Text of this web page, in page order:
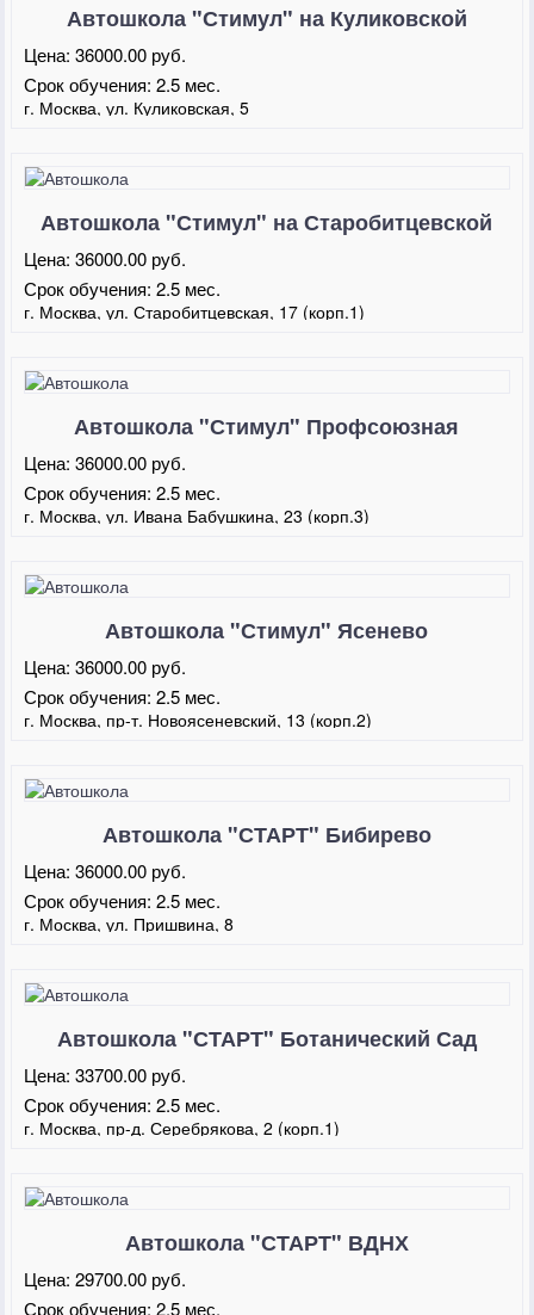
Автошкола "Стимул" на Куликовской
Цена:36000.00 руб.
Срок обучения:2.5 мес.
г. Москва, ул. Куликовская, 5
Автошкола "Стимул" на Старобитцевской
Цена:36000.00 руб.
Срок обучения:2.5 мес.
г. Москва, ул. Старобитцевская, 17 (корп.1)
Автошкола "Стимул" Профсоюзная
Цена:36000.00 руб.
Срок обучения:2.5 мес.
г. Москва, ул. Ивана Бабушкина, 23 (корп.3)
Автошкола "Стимул" Ясенево
Цена:36000.00 руб.
Срок обучения:2.5 мес.
г. Москва, пр-т. Новоясеневский, 13 (корп.2)
Автошкола "СТАРТ" Бибирево
Цена:36000.00 руб.
Срок обучения:2.5 мес.
г. Москва, ул. Пришвина, 8
Автошкола "СТАРТ" Ботанический Сад
Цена:33700.00 руб.
Срок обучения:2.5 мес.
г. Москва, пр-д. Серебрякова, 2 (корп.1)
Автошкола "СТАРТ" ВДНХ
Цена:29700.00 руб.
Срок обучения:2.5 мес.